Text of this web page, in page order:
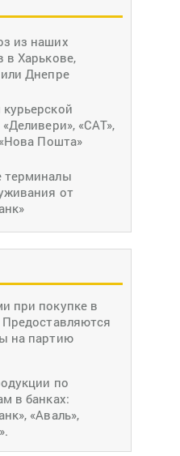
из наших
в Харькове,
Днепре
«САТ»,
Пошта»
терминалы
от
при покупке в
Предоставляются
на партию
по
в банках:
«Аваль»,